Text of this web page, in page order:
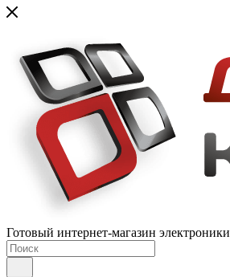
Готовый интернет-магазин электроники